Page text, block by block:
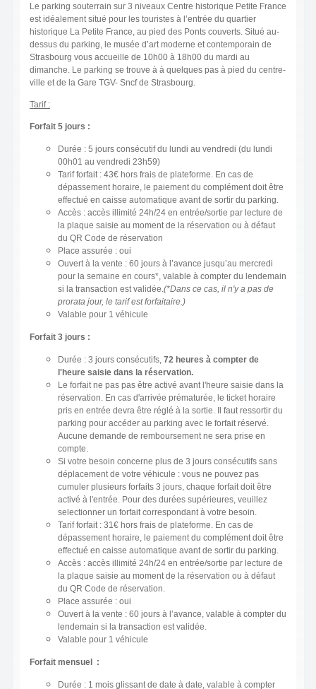
Le parking souterrain sur 3 niveaux Centre historique Petite France
est idéalement situé pour les touristes à l’entrée du quartier
historique La Petite France, au pied des Ponts couverts. Situé au-
dessus du parking, le musée d’art moderne et contemporain de
Strasbourg vous accueille de 10h00 à 18h00 du mardi au
dimanche. Le parking se trouve à à quelques pas à pied du centre-
ville et de la Gare TGV- Sncf de Strasbourg.
Tarif :
Forfait 5 jours :
Durée : 5 jours consécutif du lundi au vendredi (du lundi
00h01 au vendredi 23h59)
Tarif forfait : 43€ hors frais de plateforme. En cas de
dépassement horaire, le paiement du complément doit être
effectué en caisse automatique avant de sortir du parking.
Accès : accès illimité 24h/24 en entrée/sortie par lecture de
la plaque saisie au moment de la réservation ou à défaut
du QR Code de réservation
Place assurée : oui
Ouvert à la vente : 60 jours à l’avance jusqu’au mercredi
pour la semaine en cours*, valable à compter du lendemain
si la transaction est validée.(*Dans ce cas, il n'y a pas de
prorata jour, le tarif est forfaitaire.)
Valable pour 1 véhicule
Forfait 3 jours :
Durée : 3 jours consécutifs, 72 heures à compter de
l'heure saisie dans la réservation.
Le forfait ne pas pas être activé avant l'heure saisie dans la
réservation. En cas d'arrivée prématurée, le ticket horaire
pris en entrée devra être réglé à la sortie. Il faut ressortir du
parking pour accéder au parking avec le forfait réservé.
Aucune demande de remboursement ne sera prise en
compte.
Si votre besoin concerne plus de 3 jours consécutifs sans
déplacement de votre véhicule : vous ne pouvez pas
cumuler plusieurs forfaits 3 jours, chaque forfait doit être
activé à l'entrée. Pour des durées supérieures, veuillez
selectionner un forfait correspondant à votre besoin.
Tarif forfait : 31€ hors frais de plateforme. En cas de
dépassement horaire, le paiement du complément doit être
effectué en caisse automatique avant de sortir du parking.
Accès : accès illimité 24h/24 en entrée/sortie par lecture de
la plaque saisie au moment de la réservation ou à défaut
du QR Code de réservation.
Place assurée : oui
Ouvert à la vente : 60 jours à l’avance, valable à compter du
lendemain si la transaction est validée.
Valable pour 1 véhicule
Forfait mensuel :
Durée : 1 mois glissant de date à date, valable à compter